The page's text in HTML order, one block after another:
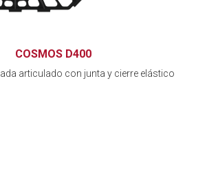
COSMOS D400
articulado con junta y cierre elástico